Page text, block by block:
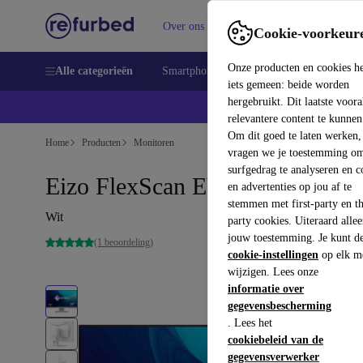
Cookie-
Onze producten en cookies
iets gemeen: beide worden
hergebruikt. Dit laatste
relevantere content te
Om dit goed te laten werken,
vragen we je toestemming
surfgedrag te analyseren en
en advertenties op jou af te
stemmen met first-party en
party cookies. Uiteraard
jouw toestemming. Je kunt
cookie-instellingen op elk
wijzigen. Lees onze
informatie over
gegevensbescherming
. Lees het
cookiebeleid van de
gegevensverwerker
Over ons Verkopen Support
Alle categorieën Smartphones Laptops Tablets
Home Producten Monitoren
Eizo FlexScan EV2480 | 23.8"
Wit
(1 beoordeling)